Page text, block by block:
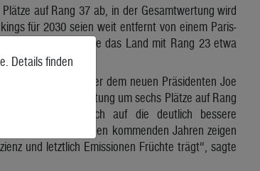
auf Rang 37 ab, in der Gesamtwertung wird
für 2030 seien weit entfernt von einem Paris-
Energien, hier liege das Land mit Rang 23 etwa
das erste Jahr unter dem neuen Präsidenten Joe
in der Gesamtwertung um sechs Plätze auf Rang
sei ausschließlich auf die deutlich bessere
„Es wird sich in den kommenden Jahren zeigen
und letztlich Emissionen Früchte trägt“, sagte
Details finden